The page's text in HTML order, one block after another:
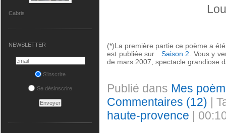
Cabris
NEWSLETTER
S'inscrire
Se désinscrire
(*)La première partie ce poème a
est publiée sur
Saison 2
Vous y
de mars 2007, spectacle grandiose
Publié dans Mes
Commentaires (12) |
haute-provence |